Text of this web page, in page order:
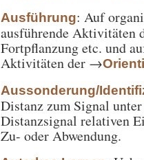
Ausführung: Auf
ausführende Aktivitäten
Fortpflanzung etc. und
Aktivitäten der →
Aussonderung/
Distanz zum Signal
Distanzsignal relativen
Zu- oder Abwendung.